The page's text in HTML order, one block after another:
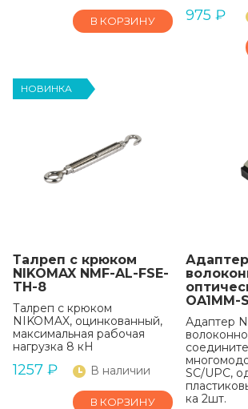
В КОРЗИНУ 975 ₽
НОВИНКА
Талреп с крюком
NIKOMAX NMF-AL-FSE-
TH-8
Талреп с крюком
NIKOMAX, оцинкованный,
максимальная рабочая
нагрузка 8 кН
1257 ₽ В наличии
В КОРЗИНУ
Адаптер
OA1MM-
Адаптер
SC/UPC,
ка 2шт.